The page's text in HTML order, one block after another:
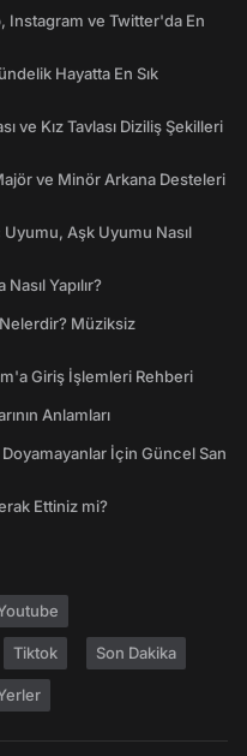
Instagram ve Twitter'da En
Hayatta En Sık
ve Kız Tavlası Diziliş Şekilleri
ve Minör Arkana Desteleri
Aşk Uyumu Nasıl
Yapılır?
Müziksiz
Giriş İşlemleri Rehberi
Anlamları
İçin Güncel San
Ettiniz mi?
Tiktok Son Dakika